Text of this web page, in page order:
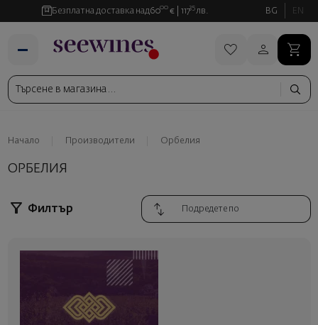
Безплатна доставка над6000 € 11735 лв. BG EN
Начало Производители Орбелия
ОРБЕЛИЯ
Филтър